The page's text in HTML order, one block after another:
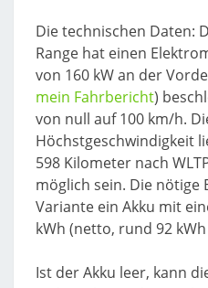
Die technischen Daten:
Range hat einen
von 160 kW an der
mein Fahrbericht)
von null auf 100 km/h.
Höchstgeschwindigkeit
598 Kilometer nach
möglich sein. Die nötige
Variante ein Akku mit
kWh (netto, rund 92
Ist der Akku leer, kann